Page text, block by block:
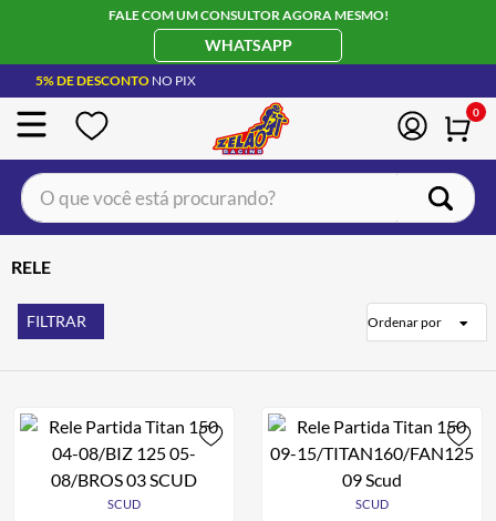
FALE COM UM CONSULTOR AGORA MESMO!
WHATSAPP
5% DE DESCONTO NO PIX
0
O que você está procurando?
RELE
FILTRAR Ordenar por
SCUD SCUD
1
2º BOTA
5º LUVA
6º BAU
ALPINESTAR